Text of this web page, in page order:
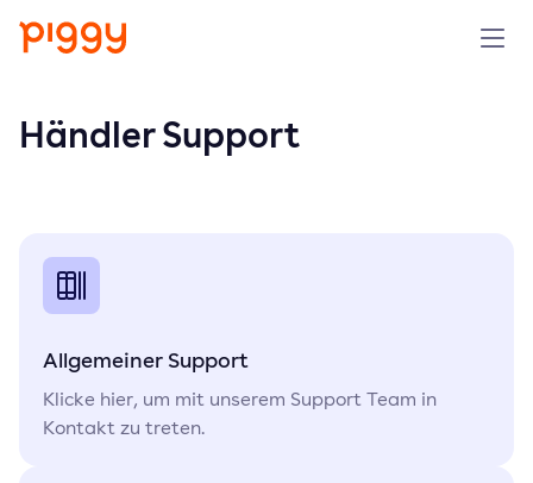
Preise
Unternehmen
Händler Support
Allgemeiner Support
Klicke hier, um mit unserem Support Team in
Kontakt zu treten.